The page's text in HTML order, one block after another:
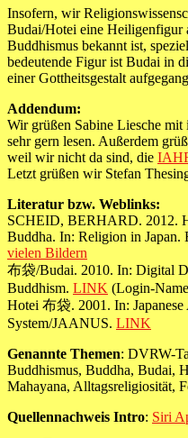
Insofern, wir
Budai/Hotei eine Heiligenfigur
Buddhismus bekannt ist,
bedeutende Figur ist Budai in
einer Gottheitsgestalt
Addendum:
Wir grüßen Sabine Liesche mit
sehr gern lesen. Außerdem
weil wir nicht da sind, die
Letzt grüßen wir Stefan
Literatur bzw. Weblinks:
SCHEID, BERHARD. 2012.
Buddha. In: Religion in Japan.
vielen Bildern
布袋/Budai. 2010. In: Digital
Buddhism. LINK (Login-
Hotei 布袋. 2001. In:
System/JAANUS. LINK
Genannte Themen: DVRW-
Buddhismus, Buddha, Budai,
Mahayana, Alltagsreligiosität,
Quellennachweis Intro: Siri